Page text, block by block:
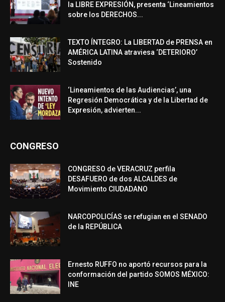
la LIBRE EXPRESIÓN, presenta ‘Lineamientos
sobre los DERECHOS...
TEXTO ÍNTEGRO: La LIBERTAD de PRENSA en
AMÉRICA LATINA atraviesa ‘DETERIORO’
Sostenido
‘Lineamientos de las Audiencias’, una
Regresión Democrática y de la Libertad de
Expresión, advierten...
CONGRESO
CONGRESO de VERACRUZ perfila
DESAFUERO de dos ALCALDES de
Movimiento CIUDADANO
NARCOPOLICÍAS se refugian en el SENADO
de la REPÚBLICA
Ernesto RUFFO no aportó recursos para la
conformación del partido SOMOS MÉXICO:
INE